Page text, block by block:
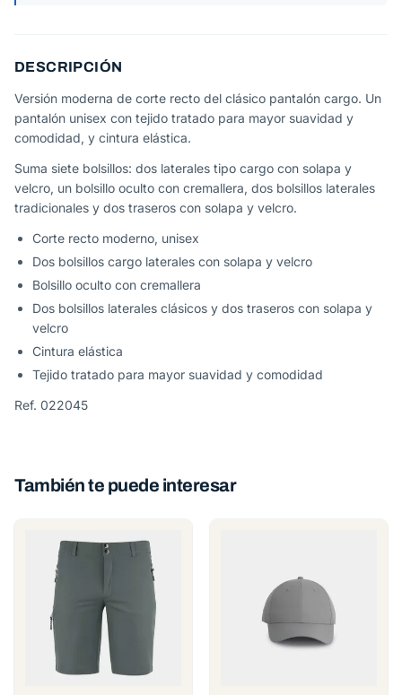
DESCRIPCIÓN
Versión moderna de corte recto del clásico pantalón cargo. Un
pantalón unisex con tejido tratado para mayor suavidad y
comodidad, y cintura elástica.
Suma siete bolsillos: dos laterales tipo cargo con solapa y
velcro, un bolsillo oculto con cremallera, dos bolsillos laterales
tradicionales y dos traseros con solapa y velcro.
Corte recto moderno, unisex
Dos bolsillos cargo laterales con solapa y velcro
Bolsillo oculto con cremallera
Dos bolsillos laterales clásicos y dos traseros con solapa y
velcro
Cintura elástica
Tejido tratado para mayor suavidad y comodidad
Ref. 022045
También te puede interesar